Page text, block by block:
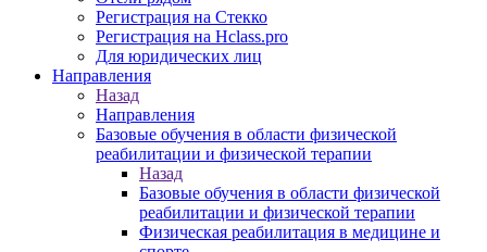
Регистрация на Стекко
Регистрация на Hclass.pro
Для юридических лиц
Направления
Назад
Направления
Базовые обучения в области физической
реабилитации и физической терапии
Назад
Базовые обучения в области физической
реабилитации и физической терапии
Физическая реабилитация в медицине и